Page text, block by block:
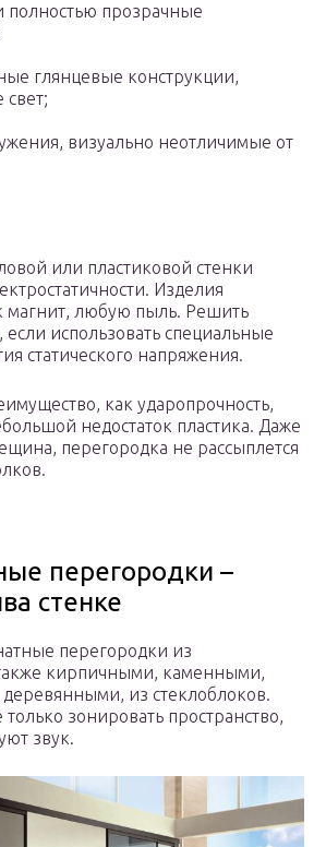
полностью прозрачные
глянцевые конструкции,
визуально неотличимые от
или пластиковой стенки
Изделия
магнит, любую пыль. Решить
использовать специальные
статического напряжения.
как ударопрочность,
недостаток пластика. Даже
перегородка не рассыплется
перегородки –
стенке
перегородки из
кирпичными, каменными,
из стеклоблоков.
зонировать пространство,
звук.